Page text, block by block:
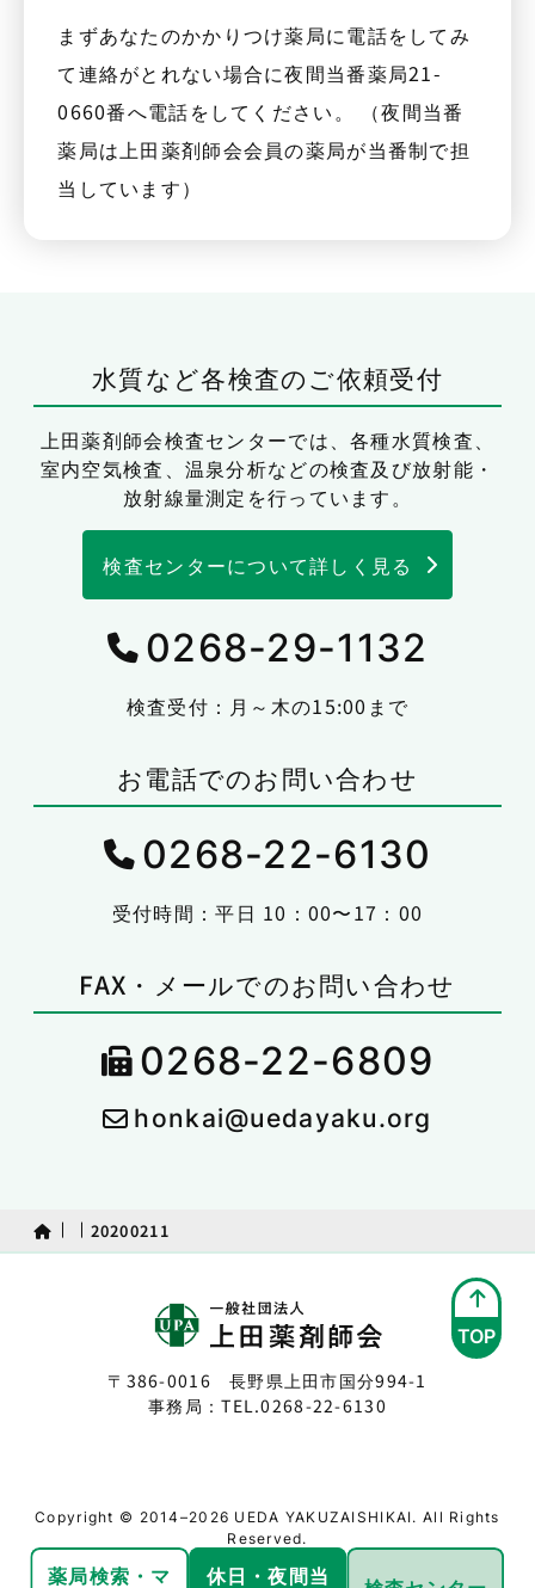
まずあなたのかかりつけ薬局に電話をしてみ
て連絡がとれない場合に夜間当番薬局21-
0660番へ電話をしてください。 （夜間当番
薬局は上田薬剤師会会員の薬局が当番制で担
当しています）
水質など各検査のご依頼受付
上田薬剤師会検査センターでは、各種水質検査、
室内空気検査、温泉分析などの検査及び放射能・
放射線量測定を行っています。
検査センターについて詳しく見る
0268-29-1132
検査受付：月～木の15:00まで
お電話でのお問い合わせ
0268-22-6130
受付時間：平日 10：00〜17：00
FAX・メールでのお問い合わせ
0268-22-6809
honkai@uedayaku.org
20200211
薬局検索・ マ 休日・夜間当
TOP
〒386-0016 長野県上田市国分994-1
事務局：TEL.0268-22-6130
Copyright © 2014–2026 UEDA YAKUZAISHIKAI. All Rights
Reserved.